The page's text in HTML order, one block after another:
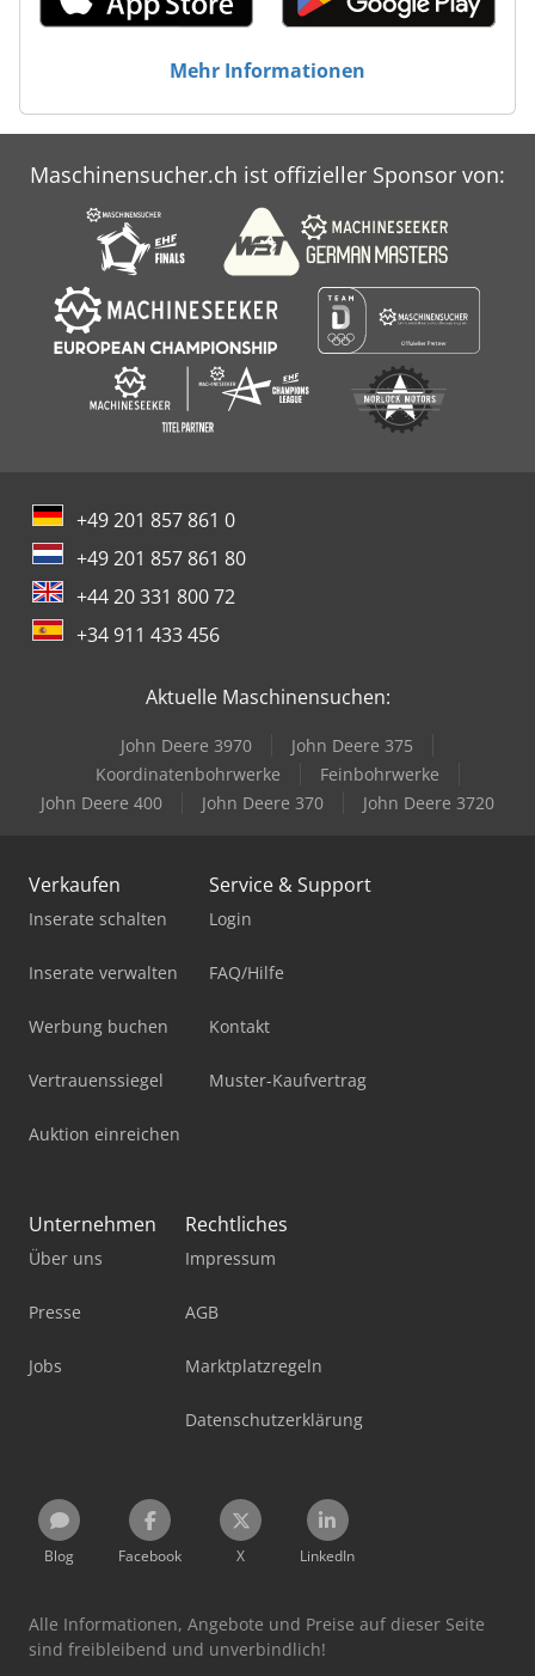
Mehr Informationen
Maschinensucher.ch ist offizieller Sponsor von:
+49 201 857 861 0
+49 201 857 861 80
+44 20 331 800 72
+34 911 433 456
Aktuelle Maschinensuchen:
John Deere 3970
John Deere 375
Koordinatenbohrwerke
Feinbohrwerke
John Deere 400
John Deere 370 John Deere 3720
Verkaufen
Inserate schalten
Inserate verwalten
Werbung buchen
Vertrauenssiegel
Auktion einreichen
Service & Support
Login
FAQ/Hilfe
Kontakt
Muster-Kaufvertrag
Unternehmen
Über uns
Presse
Jobs
Rechtliches
Impressum
AGB
Marktplatzregeln
Datenschutzerklärung
Blog Facebook X LinkedIn
Alle Informationen, Angebote und Preise auf dieser Seite
sind freibleibend und unverbindlich!